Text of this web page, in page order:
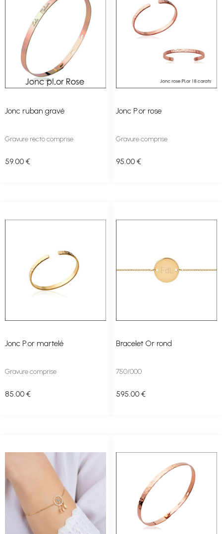
Jonc ruban gravé
Gravure recto comprise
59.00 €
Jonc P.or rose
Gravure comprise
95 .00 €
Jonc P.or martelé
Gravure comprise
85 .00 €
Bracelet Or rond
750/000
595 .00 €